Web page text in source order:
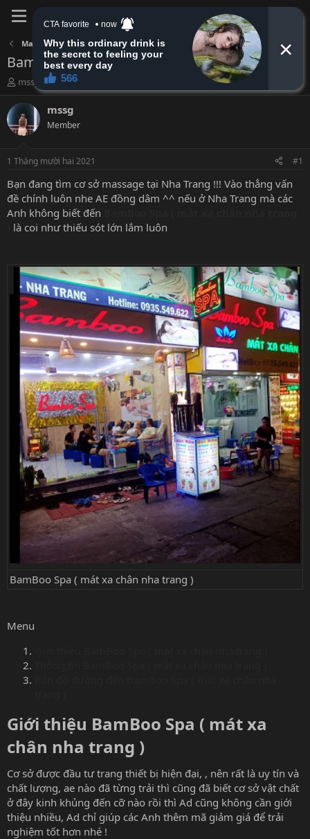
Đăng ký
Massage miền Trung
BamBoo Spa ( mát xa chân nha trang )
B
t
đ
ầ
mssg
N
g
à
b
t
đ
ầ
u
1 Tháng mười hai 2021
mssg
Member
1 Tháng mười hai 2021 #1
Bạn đang tìm cơ sở massage tại Nha Trang !!! Vào thẳng vấn
đề chính luôn nhe AE đồng dâm ^^ nếu ở Nha Trang mà các
Anh không biết đến
là coi như thiếu sót lớn lắm luôn
BamBoo Spa ( mát xa chân nha trang )
Menu
Giới thiệu BamBoo Spa ( mát xa
chân nha trang )​
Cơ sở được đầu tư trang thiết bị hiện đại, , nên rất là uy tín và
chất lượng, ae nào đã từng trải thì cũng đã biết cơ sở vật chất
ở đây kinh khủng đến cỡ nào rồi thì Ad cũng không cần giới
thiệu nhiều, Ad chỉ giúp các Anh thêm mã giảm giá để trải
nghiệm tốt hơn nhé !